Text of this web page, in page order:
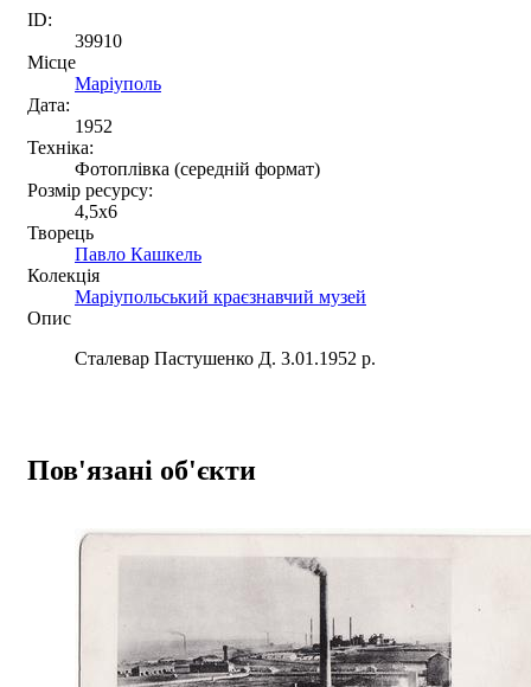
ID:
39910
Місце
Маріуполь
Дата:
1952
Техніка:
Фотоплівка (середній формат)
Розмір ресурсу:
4,5x6
Творець
Павло Кашкель
Колекція
Маріупольський краєзнавчий музей
Опис
Сталевар Пастушенко Д. 3.01.1952 р.
Пов'язані об'єкти